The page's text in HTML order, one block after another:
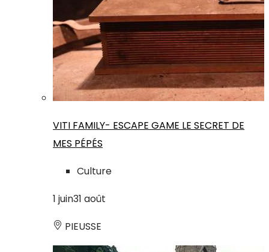
VITI FAMILY- ESCAPE GAME LE SECRET DE
MES PÉPÉS
Culture
1 juin31 août
PIEUSSE